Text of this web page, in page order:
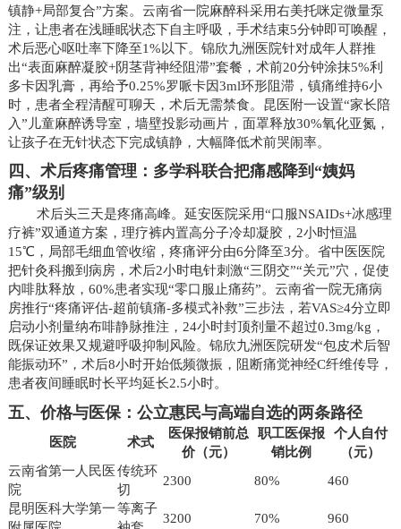
镇静+局部复合”方案。云南省一院麻醉科采用右美托咪定微量泵
注，让患者在浅睡眠状态下自主呼吸，手术结束5分钟即可唤醒，
术后恶心呕吐率下降至1%以下。锦欣九洲医院针对成年人群推
出“表面麻醉凝胶+阴茎背神经阻滞”套餐，术前20分钟涂抹5%利
多卡因乳膏，再给予0.25%罗哌卡因3ml环形阻滞，镇痛维持6小
时，患者全程清醒可聊天，术后无需禁食。昆医附一设置“家长陪
入”儿童麻醉诱导室，墙壁投影动画片，面罩释放30%氧化亚氮，
让孩子在无针状态下完成镇静，大幅降低术前哭闹率。
四、术后疼痛管理：多学科联合把痛感降到“姨妈
痛”级别
术后头三天是疼痛高峰。延安医院采用“口服NSAIDs+冰感理
疗裤”双通道方案，理疗裤内置高分子冷却凝胶，2小时恒温
15℃，局部毛细血管收缩，疼痛评分由6分降至3分。省中医医院
把针灸科搬到病房，术后2小时电针刺激“三阴交”“关元”穴，促使
内啡肽释放，60%患者实现“零口服止痛药”。云南省一院无痛病
房推行“疼痛评估-超前镇痛-多模式补救”三步法，若VAS≥4分立即
启动小剂量纳布啡静脉推注，24小时封顶剂量不超过0.3mg/kg，
既保证效果又规避呼吸抑制风险。锦欣九洲医院研发“包皮术后智
能振动环”，术后8小时开始低频微振，阻断痛觉神经C纤维传导，
患者夜间睡眠时长平均延长2.5小时。
五、价格与医保：公立惠民与高端自选的两条路径
医院 术式
医保报销前总
价（元）
职工医保报
销比例
个人自付
（元）
云南省第一人民医
院
传统环
切
2300 80%
460
昆明医科大学第一等离子
3200 70% 960